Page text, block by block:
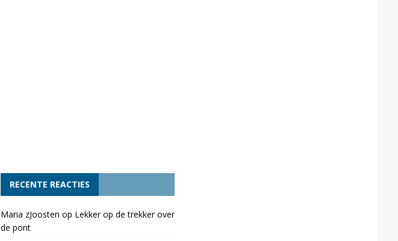
RECENTE REACTIES
Maria zJoosten op Lekker op de trekker over
de pont